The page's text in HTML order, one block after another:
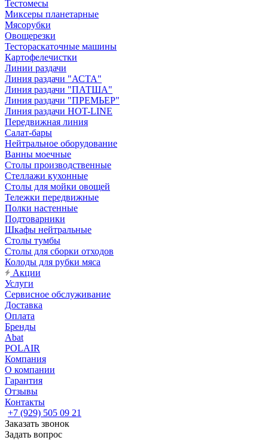
Тестомесы
Миксеры планетарные
Мясорубки
Овощерезки
Тестораскаточные машины
Картофелечистки
Линии раздачи
Линия раздачи "АСТА"
Линия раздачи "ПАТША"
Линия раздачи "ПРЕМЬЕР"
Линия раздачи HOT-LINE
Передвижная линия
Салат-бары
Нейтральное оборудование
Ванны моечные
Столы производственные
Стеллажи кухонные
Столы для мойки овощей
Тележки передвижные
Полки настенные
Подтоварники
Шкафы нейтральные
Столы тумбы
Столы для сборки отходов
Колоды для рубки мяса
Акции
Услуги
Сервисное обслуживание
Доставка
Оплата
Бренды
Abat
POLAIR
Компания
О компании
Гарантия
Отзывы
Контакты
+7 (929) 505 09 21
Заказать звонок
Задать вопрос